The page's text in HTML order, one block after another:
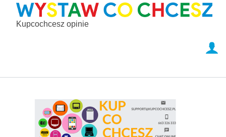
Kupcochcesz opinie